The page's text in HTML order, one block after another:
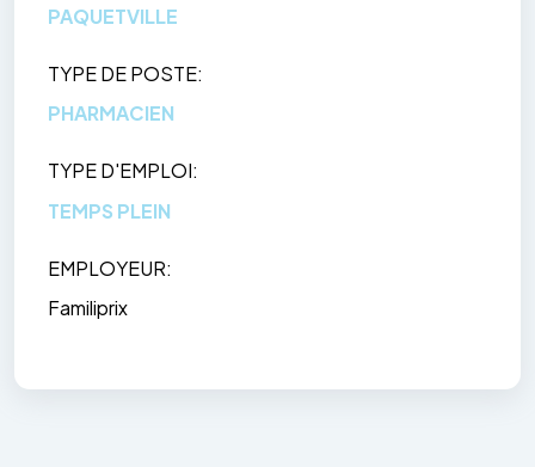
PAQUETVILLE
TYPE DE POSTE
PHARMACIEN
TYPE D'EMPLOI
TEMPS PLEIN
EMPLOYEUR
Familiprix